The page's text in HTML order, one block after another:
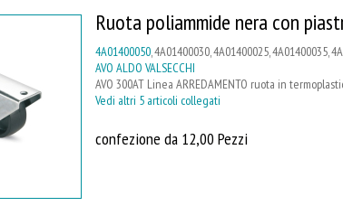
Ruota poliammide nera con
4A01400050, 4A01400030, 4A01400025, 4A01400035,
AVO ALDO VALSECCHI
AVO 300AT Linea ARREDAMENTO ruota in
Vedi altri 5 articoli collegati
confezione da 12,00 Pezzi